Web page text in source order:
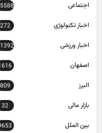
اجتماعی
اخبار تکنولوژی 272
اخبار ورزشی
اصفهان
البرز 809
بازار مالی 32
بین الملل